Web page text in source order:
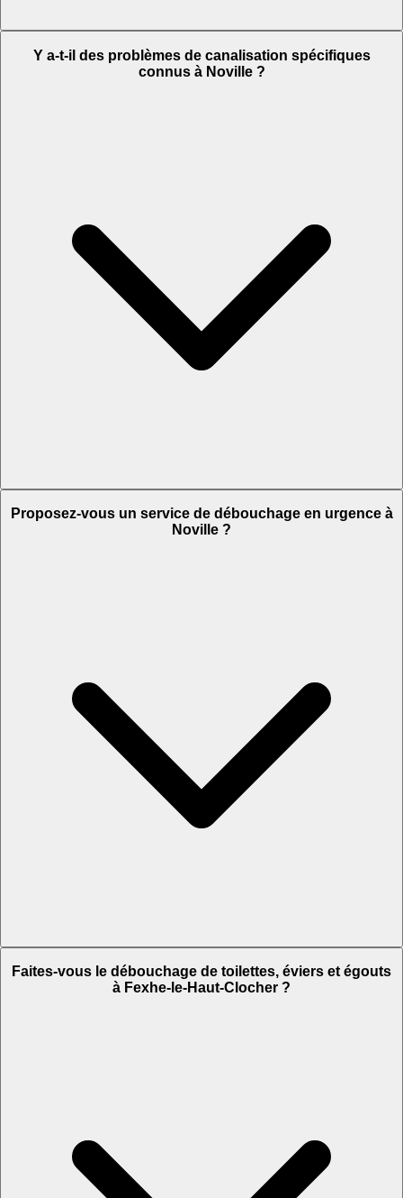
Y a-t-il des problèmes de canalisation spécifiques
connus à Noville ?
Proposez-vous un service de débouchage en urgence à
Noville ?
Faites-vous le débouchage de toilettes, éviers et égouts
à Fexhe-le-Haut-Clocher ?